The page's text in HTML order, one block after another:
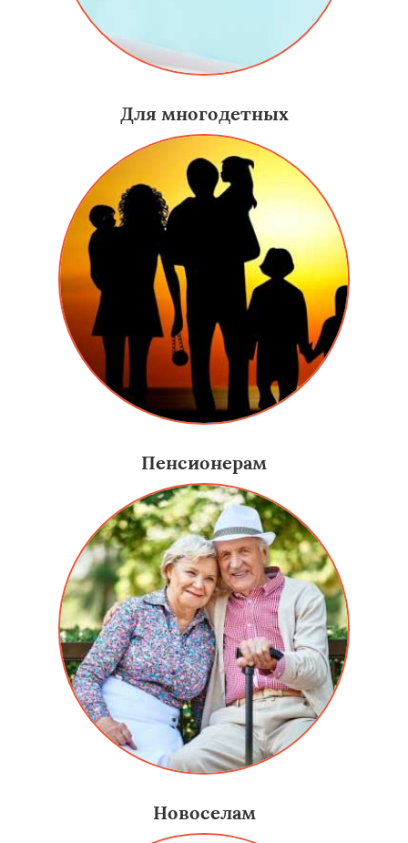
Для многодетных
Пенсионерам
Новоселам